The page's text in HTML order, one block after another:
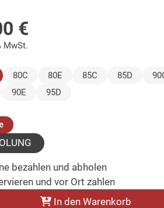
€
MwSt.
80C 80E 85C 85D
90E
95D
(ausgewählt)
bezahlen und abholen
und vor Ort zahlen
In den Warenkorb